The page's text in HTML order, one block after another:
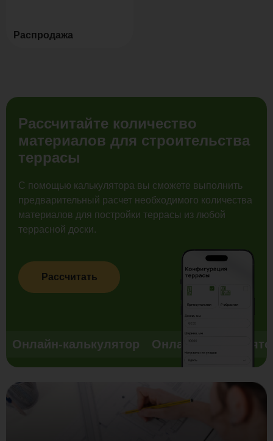
Распродажа
Рассчитайте количество
материалов для строительства
террасы
С помощью калькулятора вы сможете выполнить
предварительный расчет необходимого количества
материалов для постройки террасы из любой
террасной доски.
Рассчитать
Онлайн-калькулятор Онлайн-